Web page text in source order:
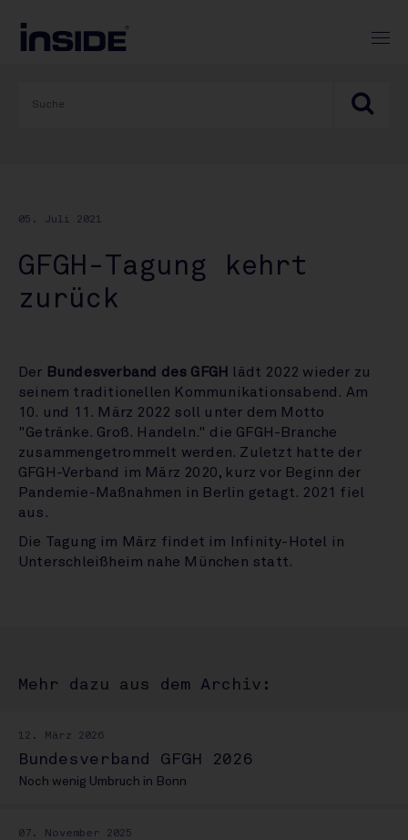
05. Juli 2021
GFGH-Tagung kehrt
zurück
Der Bundesverband des GFGH
lädt 2022 wieder zu
seinem traditionellen Kommunikationsabend. Am
10. und 11. März 2022 soll unter dem Motto
"Getränke. Groß. Handeln." die GFGH-Branche
zusammengetrommelt werden. Zuletzt hatte der
GFGH-Verband im März 2020, kurz vor Beginn der
Pandemie-Maßnahmen in Berlin getagt. 2021 fiel
aus.
Die Tagung im März findet im Infinity-Hotel in
Unterschleißheim nahe München statt.
Mehr dazu aus dem Archiv:
12. März 2026
Bundesverband GFGH 2026
Noch wenig Umbruch in Bonn
07. November 2025